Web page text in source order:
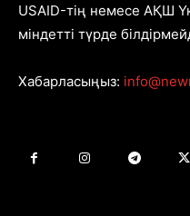
USAID-тің немесе АҚШ
міндетті түрде
Хабарласыңыз: